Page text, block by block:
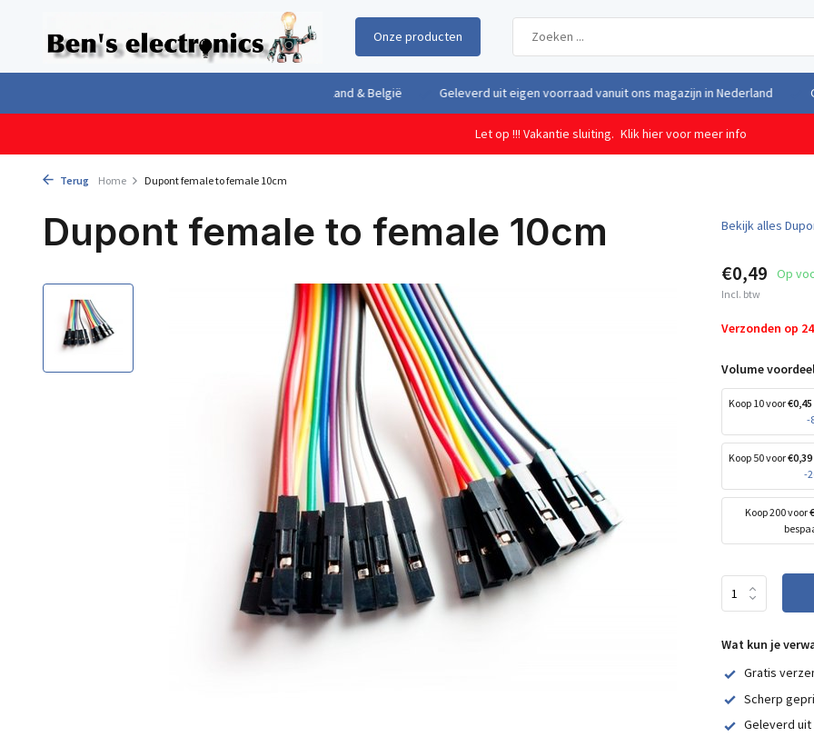
Onze producten
Geleverd uit eigen voorraad vanuit ons magazijn in Nederland Gratis
Let op !!! Vakantie sluiting. Klik hier voor meer info
Terug Home Dupont female to female 10cm
Dupont female to female 10cm Bekijk alles
€0,49 Op
Incl. btw
Verzonden op
Volume
Koop 10 voor€0,45
-
Koop 50 voor€0,39
-
Koop 200 voor
Wat kun je
Gratis
Scherp
Geleverd